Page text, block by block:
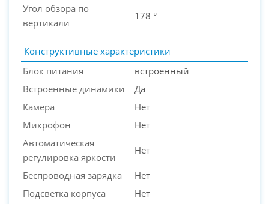
Угол обзора по
вертикали
178 °
Конструктивные характеристики
Блок питания
встроенный
Встроенные динамики
Да
Камера
Нет
Микрофон
Нет
Автоматическая
регулировка яркости
Нет
Беспроводная зарядка
Нет
Подсветка корпуса
Нет